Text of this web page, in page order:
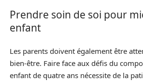
Prendre soin de soi pour
enfant
Les parents doivent également être
bien-être. Faire face aux défis du
enfant de quatre ans nécessite de la